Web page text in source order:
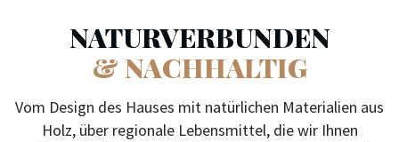
NATURVERBUNDEN
& NACHHALTIG
Vom Design des Hauses mit natürlichen Materialien aus
Holz, über regionale Lebensmittel, die wir Ihnen